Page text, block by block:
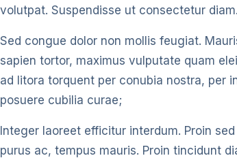
volutpat. Suspendisse ut consectetur
Sed congue dolor non mollis feugiat.
sapien tortor, maximus vulputate quam
ad litora torquent per conubia nostra, per
posuere cubilia curae;
Integer laoreet efficitur interdum. Proin
purus ac, tempus mauris. Proin tincidunt